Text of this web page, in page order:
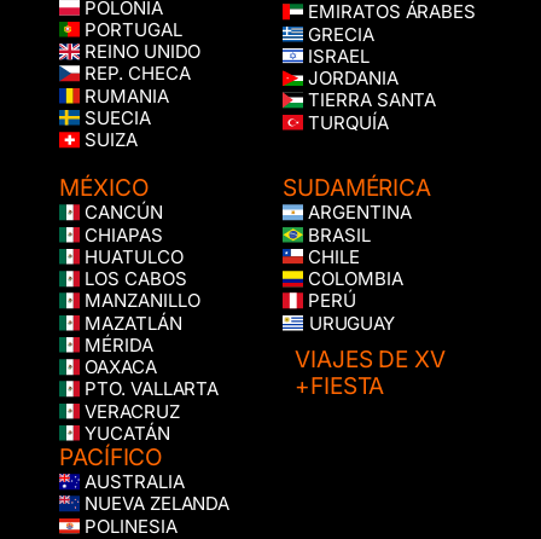
POLONIA
PORTUGAL
REINO UNIDO
REP. CHECA
RUMANIA
SUECIA
SUIZA
EMIRATOS ÁRABES
GRECIA
ISRAEL
JORDANIA
TIERRA SANTA
TURQUÍA
MÉXICO
CANCÚN
CHIAPAS
HUATULCO
LOS CABOS
MANZANILLO
MAZATLÁN
MÉRIDA
OAXACA
PTO. VALLARTA
VERACRUZ
YUCATÁN
PACÍFICO
AUSTRALIA
NUEVA ZELANDA
POLINESIA
SUDAMÉRICA
ARGENTINA
BRASIL
CHILE
COLOMBIA
PERÚ
URUGUAY
VIAJES DE XV
+FIESTA